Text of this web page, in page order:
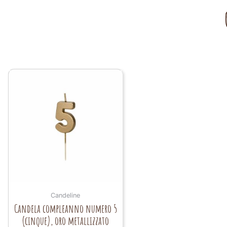
Candeline
Candela compleanno numero 5
(cinque), oro metallizzato